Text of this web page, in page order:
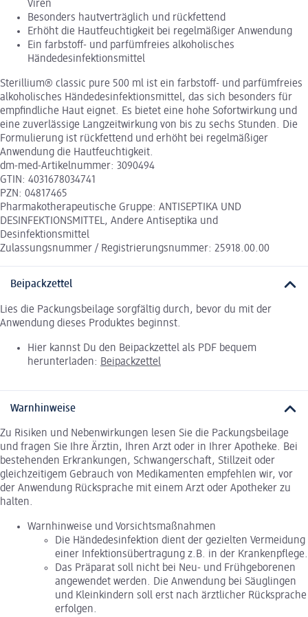
Viren
Besonders hautverträglich und rückfettend
Erhöht die Hautfeuchtigkeit bei regelmäßiger Anwendung
Ein farbstoff- und parfümfreies alkoholisches
Händedesinfektionsmittel
Sterillium® classic pure 500 ml ist ein farbstoff- und parfümfreies
alkoholisches Händedesinfektionsmittel, das sich besonders für
empfindliche Haut eignet. Es bietet eine hohe Sofortwirkung und
eine zuverlässige Langzeitwirkung von bis zu sechs Stunden. Die
Formulierung ist rückfettend und erhöht bei regelmäßiger
Anwendung die Hautfeuchtigkeit.
dm-med-Artikelnummer: 3090494
GTIN: 4031678034741
PZN: 04817465
Pharmakotherapeutische Gruppe: ANTISEPTIKA UND
DESINFEKTIONSMITTEL, Andere Antiseptika und
Desinfektionsmittel
Zulassungsnummer / Registrierungsnummer: 25918.00.00
Beipackzettel
Lies die Packungsbeilage sorgfältig durch, bevor du mit der
Anwendung dieses Produktes beginnst.
Hier kannst Du den Beipackzettel als PDF bequem
herunterladen: Beipackzettel
Warnhinweise
Zu Risiken und Nebenwirkungen lesen Sie die Packungsbeilage
und fragen Sie Ihre Ärztin, Ihren Arzt oder in Ihrer Apotheke. Bei
bestehenden Erkrankungen, Schwangerschaft, Stillzeit oder
gleichzeitigem Gebrauch von Medikamenten empfehlen wir, vor
der Anwendung Rücksprache mit einem Arzt oder Apotheker zu
halten.
Warnhinweise und Vorsichtsmaßnahmen
Die Händedesinfektion dient der gezielten Vermeidung
einer Infektionsübertragung z.B. in der Krankenpflege.
Das Präparat soll nicht bei Neu- und Frühgeborenen
angewendet werden. Die Anwendung bei Säuglingen
und Kleinkindern soll erst nach ärztlicher Rücksprache
erfolgen.